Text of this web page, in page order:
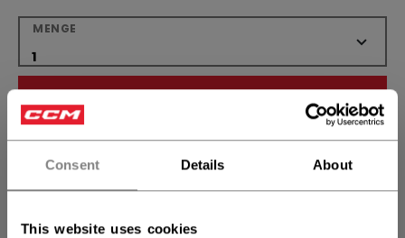
Consent Details About
This website uses cookies
MENGE
IN DEN WARENKORB
FILIALVERFÜGBARKEIT
Kostenfreie Rücksendungen